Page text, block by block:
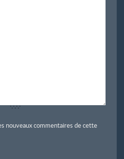
nouveaux commentaires de cette